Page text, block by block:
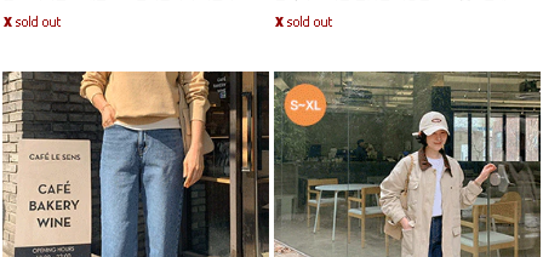
적하게!